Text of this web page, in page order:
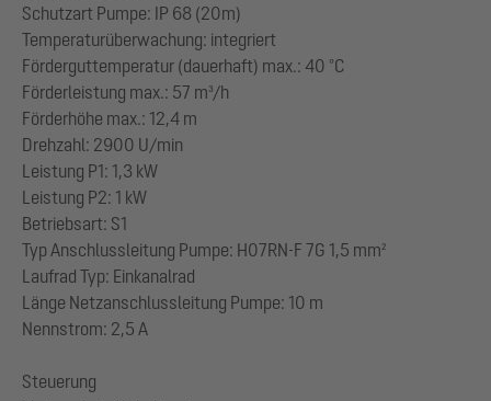
Schutzart Pumpe: IP 68 (20m)
Temperaturüberwachung: integriert
Förderguttemperatur (dauerhaft) max.: 40 °C
Förderleistung max.: 57 m³/h
Förderhöhe max.: 12,4 m
Drehzahl: 2900 U/min
Leistung P1: 1,3 kW
Leistung P2: 1 kW
Betriebsart: S1
Typ Anschlussleitung Pumpe: H07RN-F 7G 1,5 mm²
Laufrad Typ: Einkanalrad
Länge Netzanschlussleitung Pumpe: 10 m
Nennstrom: 2,5 A
Steuerung